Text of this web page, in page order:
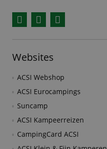
Websites
ACSI Webshop
ACSI Eurocampings
Suncamp
ACSI Kampeerreizen
CampingCard ACSI